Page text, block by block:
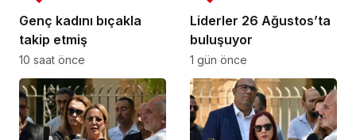
Genç kadını bıçakla
takip etmiş
10 saat önce
Liderler 26 Ağustos’ta
buluşuyor
1 gün önce